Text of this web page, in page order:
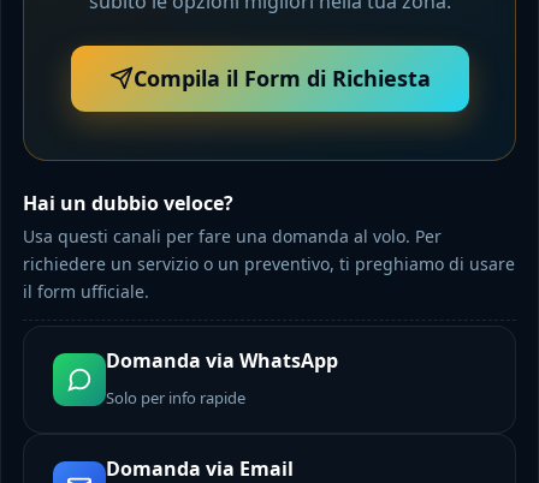
Compila il Form di Richiesta
Hai un dubbio veloce?
Usa questi canali per fare una domanda al volo. Per
richiedere un servizio o un preventivo, ti preghiamo di usare
il form ufficiale.
Domanda via WhatsApp
Solo per info rapide
Domanda via Email